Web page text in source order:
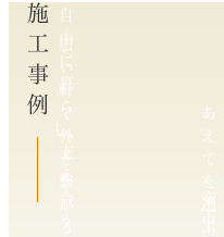
施工事例
広
い
軒
で
外
と
繋
が
る
あ
え
て
を
選
自
由
に
暮
ら
し、
支
え
合
う
空